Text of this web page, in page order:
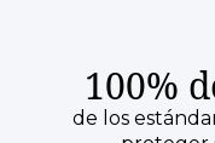
100%
de los